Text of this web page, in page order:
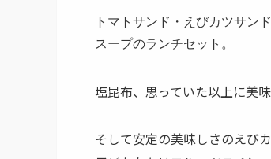
トマトサンド・ えびカツサンド
スープのランチセット。
塩昆布、思っていた以上に美
そして安定の美味しさのえび